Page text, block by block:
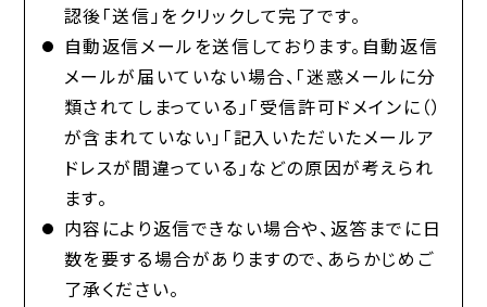
認後「送信」をクリックして完了です。
自動返信メールを送信しております。自動返信
メールが届いていない場合、「迷惑メールに分
類されてしまっている」「受信許可ドメインに（）
が含まれていない」「記入いただいたメールア
ドレスが間違っている」などの原因が考えられ
ます。
内容により返信できない場合や、返答までに日
数を要する場合がありますので、あらかじめご
了承ください。